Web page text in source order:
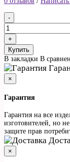
Купить
В закладки В
×
Гарантия
Гарантия на все
изготовителей, но
защите прав
×